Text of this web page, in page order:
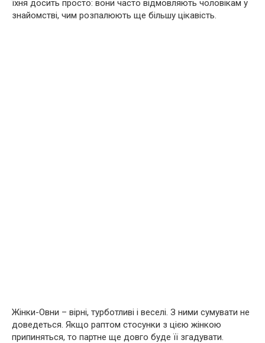
їхня досить просто: вони часто відмовляють чоловікам у
знайомстві, чим розпалюють ще більшу цікавість.
Жінки-Овни – вірні, турботливі і веселі. З ними сумувати не
доведеться. Якщо раптом стосунки з цією жінкою
припиняться, то партне ще довго буде її згадувати.